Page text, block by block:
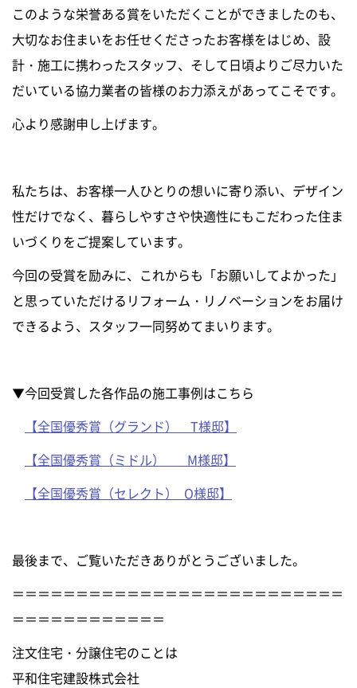
このような栄誉ある賞をいただくことができましたのも、
大切なお住まいをお任せくださったお客様をはじめ、設
計・施工に携わったスタッフ、そして日頃よりご尽力いた
だいている協力業者の皆様のお力添えがあってこそです。
心より感謝申し上げます。
私たちは、お客様一人ひとりの想いに寄り添い、デザイン
性だけでなく、暮らしやすさや快適性にもこだわった住ま
いづくりをご提案しています。
今回の受賞を励みに、これからも「お願いしてよかった」
と思っていただけるリフォーム・リノベーションをお届け
できるよう、スタッフ一同努めてまいります。
▼今回受賞した各作品の施工事例はこちら
【全国優秀賞（グランド） T様邸】
【全国優秀賞（ミドル） M様邸】
【全国優秀賞（セレクト） O様邸】
最後まで、ご覧いただきありがとうございました。
＝＝＝＝＝＝＝＝＝＝＝＝＝＝＝＝＝＝＝＝＝＝＝＝＝＝
＝＝＝＝＝＝＝＝＝＝＝＝
注文住宅・分譲住宅のことは
平和住宅建設株式会社